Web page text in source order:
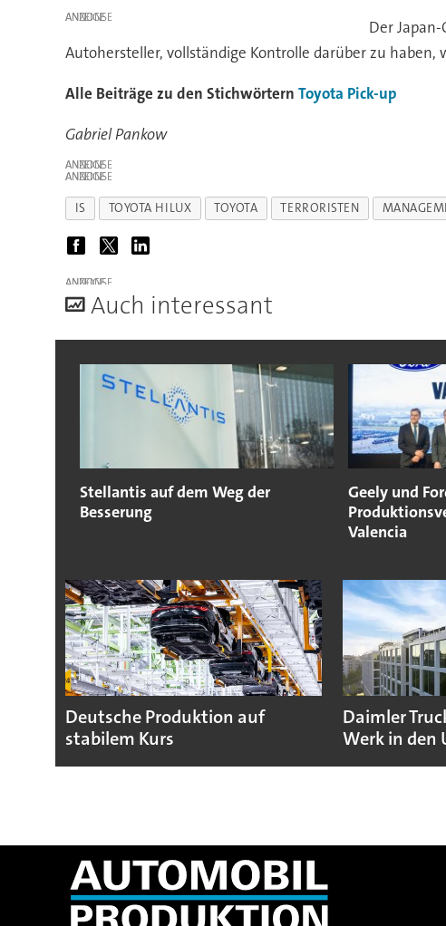
ANZEIGE
Der
Autohersteller, vollständige Kontrolle darüber zu
Alle Beiträge zu den Stichwörtern Toyota Pick-up
Gabriel Pankow
ANZEIGE
ANZEIGE
IS TOYOTA HILUX TOYOTA TERRORISTEN
ANZEIGE
Auch interessant
Stellantis auf dem Weg der
Besserung
Geely und
Valencia
Deutsche Produktion auf
stabilem Kurs
Daimler
Werk in den